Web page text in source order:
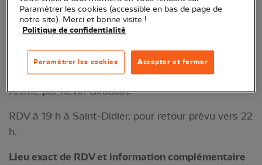
travers des balades de 2 h 30 à 3 h animées par un
ornithologue. L'occasion d'aider à retrouver un
maximum d'oiseaux, mais aussi pour en profiter
pour apprendre à les reconnaître à la vue et au
chant.
Animé par Kévin Giraudin.
RDV à 19 h à Saint-Didier, pour retour prévu vers 22
h.
Lieu exact de RDV et information complémentaire
Paramétrer les cookies (accessible en bas de page de
notre site). Merci et bonne visite !
Politique de confidentialité
Accepter et fermer
Paramétrer les cookies